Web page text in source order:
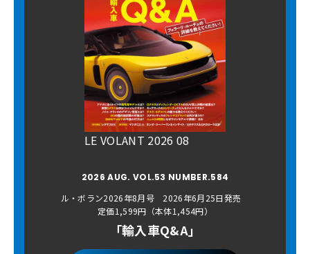
LE VOLANT 2026 08
2026 AUG. VOL.53 NUMBER.584
ル・ボラン2026年8月号 2026年6月25日発売
定価1,599円（本体1,454円）
「輸入車Q&A」